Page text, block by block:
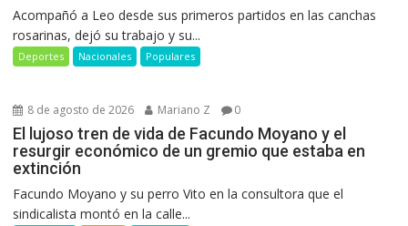
Acompañó a Leo desde sus primeros partidos en las canchas
rosarinas, dejó su trabajo y su...
Deportes Nacionales Populares
8 de agosto de 2026 Mariano Z 0
El lujoso tren de vida de Facundo Moyano y el
resurgir económico de un gremio que estaba en
extinción
Facundo Moyano y su perro Vito en la consultora que el
sindicalista montó en la calle...